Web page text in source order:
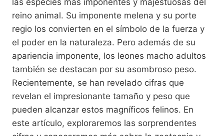
reino animal. Su imponente melena y su porte
regio los convierten en el símbolo de la fuerza y
el poder en la naturaleza. Pero además de su
apariencia imponente, los leones macho adultos
también se destacan por su asombroso peso.
Recientemente, se han revelado cifras que
revelan el impresionante tamaño y peso que
pueden alcanzar estos magníficos felinos. En
este artículo, exploraremos las sorprendentes